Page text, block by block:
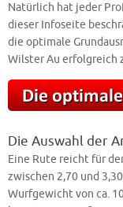
Natürlich hat jeder
dieser Infoseite
die optimale
Wilster Au erfolgreich
Die Auswahl der
Eine Rute reicht für
zwischen 2,70 und
Wurfgewicht von ca.